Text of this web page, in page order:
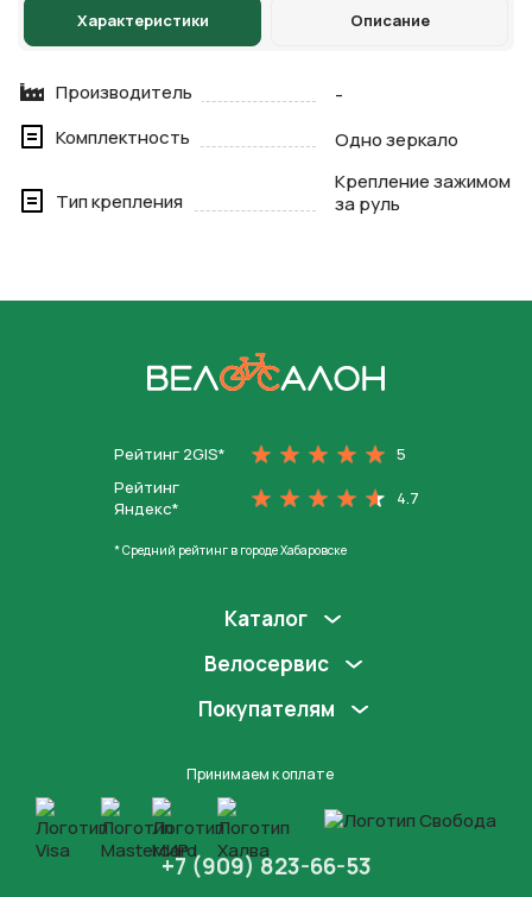
Характеристики Описание
Производитель
-
Комплектность
Одно зеркало
Тип крепления
Крепление зажимом
за руль
Рейтинг 2GIS*
5
Рейтинг
Яндекс*
4.7
* Средний рейтинг в городе Хабаровске
Каталог
Велосервис
Покупателям
Принимаем к оплате
+7 (909) 823-66-53